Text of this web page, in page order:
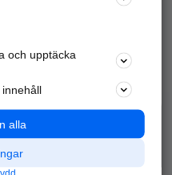
sökningar
och upptäcka
alla